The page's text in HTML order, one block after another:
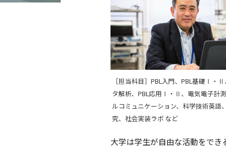
［担当科目］PBL入門、PBL基礎Ⅰ・
タ解析、PBL応用Ⅰ・Ⅱ、電気電子計
ルコミュニケーション、科学技術英語
究、社会実装ラボ など
大学は学生が自由な活動をで